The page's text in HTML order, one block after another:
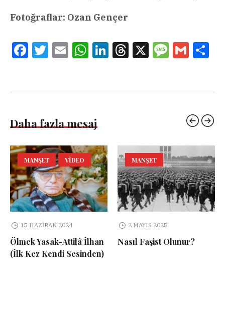
Fotoğraflar: Ozan Gençer
FacebookTwitterEmail WhatsAppLinkedInThreads
X Message
Gmail
Daha fazla mesaj
MANŞET VIDEO
15 HAZIRAN 2024
Ölmek Yasak-Attilâ İlhan
(İlk Kez Kendi Sesinden)
MANŞET
2 MAYIS 2025
Nasıl Faşist Olunur?